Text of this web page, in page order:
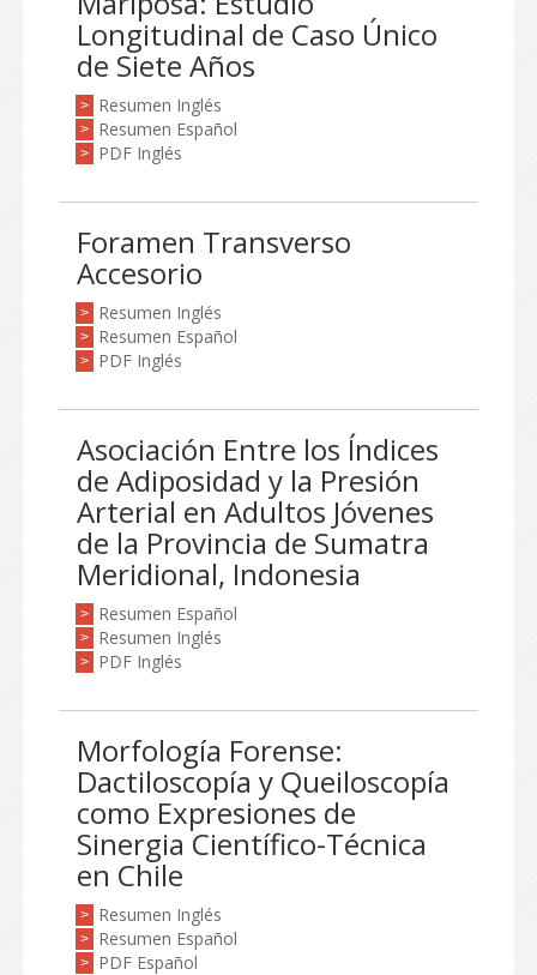
Longitudinal de Caso Único
de Siete Años
> Resumen Inglés
> Resumen Español
> PDF Inglés
Foramen Transverso
Accesorio
> Resumen Inglés
> Resumen Español
> PDF Inglés
Asociación Entre los Índices
de Adiposidad y la Presión
Arterial en Adultos Jóvenes
de la Provincia de Sumatra
Meridional, Indonesia
> Resumen Español
> Resumen Inglés
> PDF Inglés
Morfología Forense:
Dactiloscopía y Queiloscopía
como Expresiones de
Sinergia Científico-Técnica
en Chile
> Resumen Inglés
> Resumen Español
> PDF Español